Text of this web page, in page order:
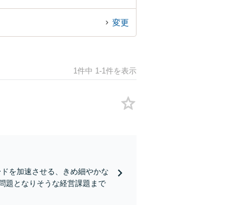
変更
1件中 1-1件を表示
を加速させる、きめ細やかな
題となりそうな経営課題まで